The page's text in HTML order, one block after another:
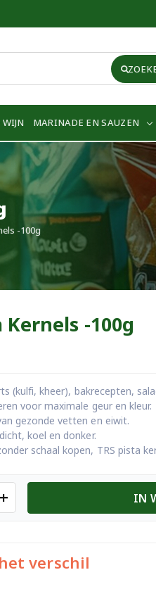
MARINADE EN SAUZEN
-100g
Kernels -100g
(kulfi, kheer), bakrecepten,
voor maximale geur en kleur.
gezonde vetten en eiwit.
koel en donker.
schaal kopen, TRS pista
+ IN
verschil